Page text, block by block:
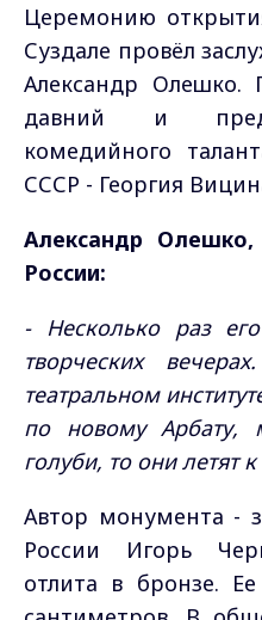
Церемонию
Суздале провёл
Александр Олешко.
давний и
комедийного
СССР - Георгия
Александр
России:
- Несколько раз
творческих
театральном
по новому Арбату,
голуби, то они летят
Автор монумента -
России Игорь
отлита в бронзе.